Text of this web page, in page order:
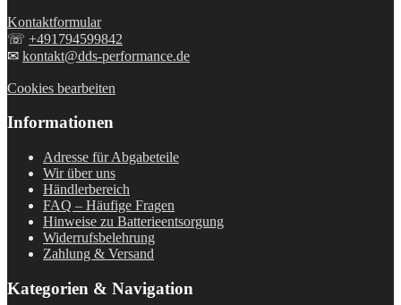
Kontaktformular
☏ +491794599842
✉ kontakt@dds-performance.de
Cookies bearbeiten
Informationen
Adresse für Abgabeteile
Wir über uns
Händlerbereich
FAQ – Häufige Fragen
Hinweise zu Batterieentsorgung
Widerrufsbelehrung
Zahlung & Versand
Kategorien & Navigation